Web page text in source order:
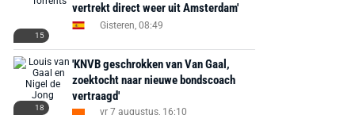
15
vertrekt direct weer uit Amsterdam'
Gisteren, 08:49
18
'KNVB geschrokken van Van Gaal,
zoektocht naar nieuwe bondscoach
vertraagd'
vr 7 augustus, 16:10